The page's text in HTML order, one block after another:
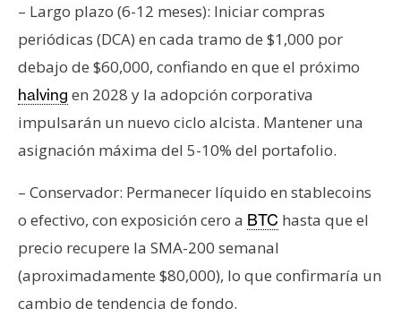
– Largo plazo (6-12 meses): Iniciar compras
periódicas (DCA) en cada tramo de $1,000 por
debajo de $60,000, confiando en que el próximo
halving en 2028 y la adopción corporativa
impulsarán un nuevo ciclo alcista. Mantener una
asignación máxima del 5-10% del portafolio.
– Conservador: Permanecer líquido en stablecoins
o efectivo, con exposición cero a BTC hasta que el
precio recupere la SMA-200 semanal
(aproximadamente $80,000), lo que confirmaría un
cambio de tendencia de fondo.